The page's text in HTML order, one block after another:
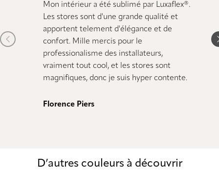
Mon intérieur a été sublimé par Luxaflex®.
Les stores sont d'une grande qualité et
apportent telement d'élégance et de
confort. Mille mercis pour le
professionalisme des installateurs,
vraiment tout cool, et les stores sont
magnifiques, donc je suis hyper contente.
Florence Piers
Previous item
D’autres couleurs à découvrir